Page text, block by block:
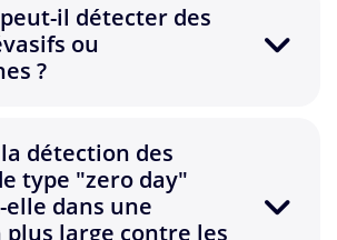
il détecter des
ou
?
détection des
type "zero day"
dans une
large contre les